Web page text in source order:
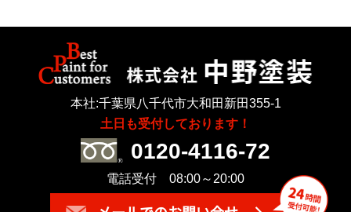
本社:千葉県八千代市大和田新田355-1
土日も受付しております！
0120-4116-72
電話受付 08:00～20:00